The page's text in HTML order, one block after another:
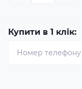
Купити в 1 клік: